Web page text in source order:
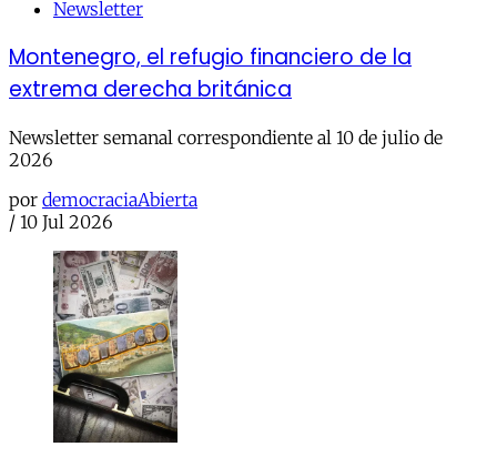
Newsletter
Montenegro, el refugio financiero de la
extrema derecha británica
Newsletter semanal correspondiente al 10 de julio de
2026
por democraciaAbierta
/ 10 Jul 2026